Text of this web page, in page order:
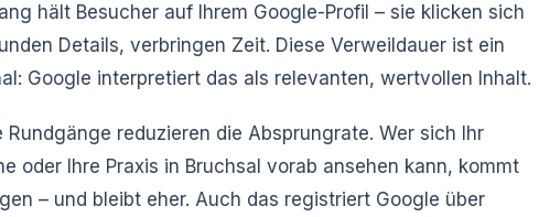
hält Besucher auf Ihrem Google-Profil – sie klicken sich
Details, verbringen Zeit. Diese Verweildauer ist ein
Google interpretiert das als relevanten, wertvollen Inhalt.
Rundgänge reduzieren die Absprungrate. Wer sich Ihr
oder Ihre Praxis in Bruchsal vorab ansehen kann, kommt
– und bleibt eher. Auch das registriert Google über